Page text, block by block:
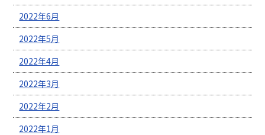
2022年6月
2022年5月
2022年4月
2022年3月
2022年2月
2022年1月